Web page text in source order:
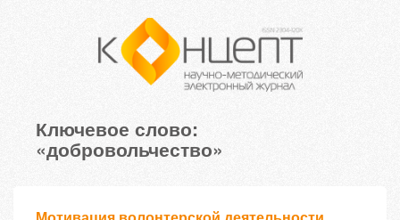
Ключевое слово:
«добровольчество»